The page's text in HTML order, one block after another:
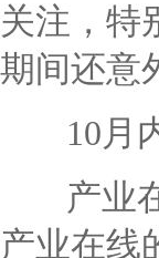
关注，特
期间还意
10月
产业
产业在线